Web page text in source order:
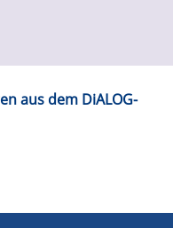
aus dem DiALOG-